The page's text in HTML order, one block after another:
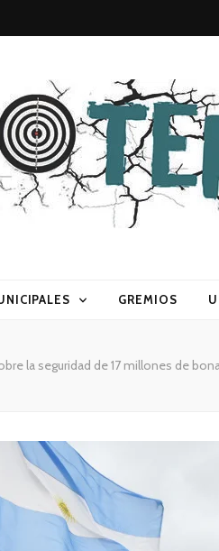
GREMIOS
la seguridad de 17 millones de